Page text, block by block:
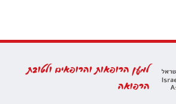
למען הרופאות והרופאים ולטובת
הרפואה